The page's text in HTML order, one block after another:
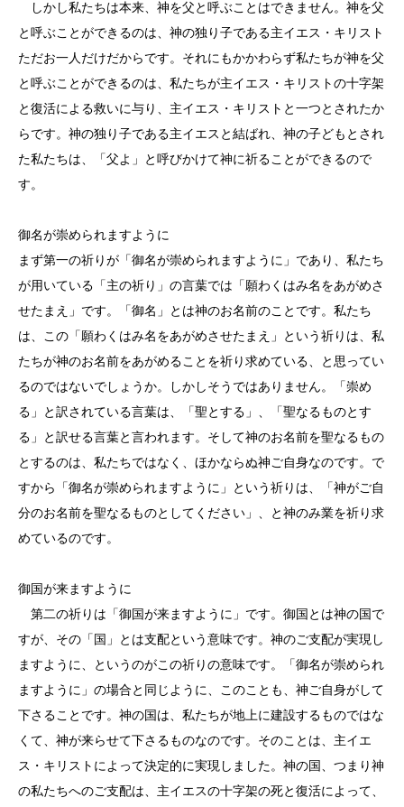
しかし私たちは本来、神を父と呼ぶことはできません。神を父
と呼ぶことができるのは、神の独り子である主イエス・キリスト
ただお一人だけだからです。それにもかかわらず私たちが神を父
と呼ぶことができるのは、私たちが主イエス・キリストの十字架
と復活による救いに与り、主イエス・キリストと一つとされたか
らです。神の独り子である主イエスと結ばれ、神の子どもとされ
た私たちは、「父よ」と呼びかけて神に祈ることができるので
す。
御名が崇められますように
まず第一の祈りが「御名が崇められますように」であり、私たち
が用いている「主の祈り」の言葉では「願わくはみ名をあがめさ
せたまえ」です。「御名」とは神のお名前のことです。私たち
は、この「願わくはみ名をあがめさせたまえ」という祈りは、私
たちが神のお名前をあがめることを祈り求めている、と思ってい
るのではないでしょうか。しかしそうではありません。「崇め
る」と訳されている言葉は、「聖とする」、「聖なるものとす
る」と訳せる言葉と言われます。そして神のお名前を聖なるもの
とするのは、私たちではなく、ほかならぬ神ご自身なのです。で
すから「御名が崇められますように」という祈りは、「神がご自
分のお名前を聖なるものとしてください」、と神のみ業を祈り求
めているのです。
御国が来ますように
第二の祈りは「御国が来ますように」です。御国とは神の国で
すが、その「国」とは支配という意味です。神のご支配が実現し
ますように、というのがこの祈りの意味です。「御名が崇められ
ますように」の場合と同じように、このことも、神ご自身がして
下さることです。神の国は、私たちが地上に建設するものではな
くて、神が来らせて下さるものなのです。そのことは、主イエ
ス・キリストによって決定的に実現しました。神の国、つまり神
の私たちへのご支配は、主イエスの十字架の死と復活によって、